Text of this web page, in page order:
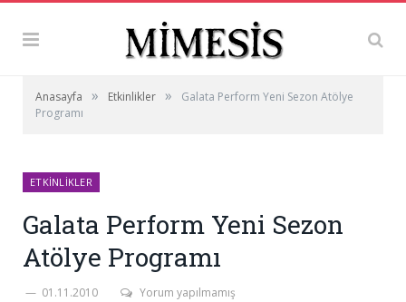
Anasayfa » Etkinlikler »
Galata Perform Yeni Sezon Atölye
Programı
ETKINLIKLER
Galata Perform Yeni Sezon
Atölye Programı
01.11.2010 Yorum yapılmamış